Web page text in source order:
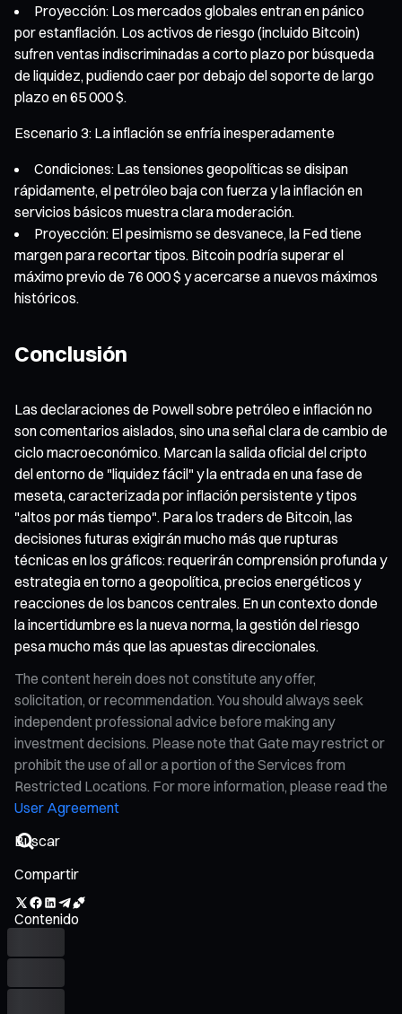
Proyección: Los mercados globales entran en pánico
por estanflación. Los activos de riesgo (incluido Bitcoin)
sufren ventas indiscriminadas a corto plazo por búsqueda
de liquidez, pudiendo caer por debajo del soporte de largo
plazo en 65 000 $.
Escenario 3: La inflación se enfría inesperadamente
Condiciones: Las tensiones geopolíticas se disipan
rápidamente, el petróleo baja con fuerza y la inflación en
servicios básicos muestra clara moderación.
Proyección: El pesimismo se desvanece, la Fed tiene
margen para recortar tipos. Bitcoin podría superar el
máximo previo de 76 000 $ y acercarse a nuevos máximos
históricos.
Conclusión
Las declaraciones de Powell sobre petróleo e inflación no
son comentarios aislados, sino una señal clara de cambio de
ciclo macroeconómico. Marcan la salida oficial del cripto
del entorno de "liquidez fácil" y la entrada en una fase de
meseta, caracterizada por inflación persistente y tipos
"altos por más tiempo". Para los traders de Bitcoin, las
decisiones futuras exigirán mucho más que rupturas
técnicas en los gráficos: requerirán comprensión profunda y
estrategia en torno a geopolítica, precios energéticos y
reacciones de los bancos centrales. En un contexto donde
la incertidumbre es la nueva norma, la gestión del riesgo
pesa mucho más que las apuestas direccionales.
The content herein does not constitute any offer,
solicitation, or recommendation. You should always seek
independent professional advice before making any
investment decisions. Please note that Gate may restrict or
prohibit the use of all or a portion of the Services from
Restricted Locations. For more information, please read the
User Agreement
Compartir
Contenido